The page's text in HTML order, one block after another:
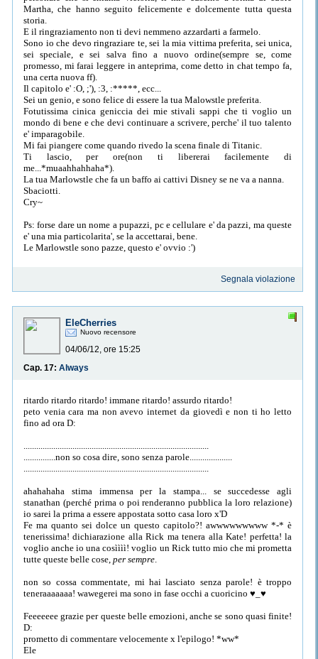
Martha, che hanno seguito felicemente e dolcemente tutta questa
storia.
E il ringraziamento non ti devi nemmeno azzardarti a farmelo.
Sono io che devo ringraziare te, sei la mia vittima preferita, sei unica,
sei speciale, e sei salva fino a nuovo ordine(sempre se, come
promesso, mi farai leggere in anteprima, come detto in chat tempo fa,
una certa nuova ff).
Il capitolo e' :O, ;'), :3, :*****, ecc...
Sei un genio, e sono felice di essere la tua Malowstle preferita.
Fotutissima cinica geniccia dei mie stivali sappi che ti voglio un
mondo di bene e che devi continuare a scrivere, perche' il tuo talento
e' imparagobile.
Mi fai piangere come quando rivedo la scena finale di Titanic.
Ti lascio, per ore(non ti libererai facilemente di
me...*muaahhahhaha*).
La tua Marlowstle che fa un baffo ai cattivi Disney se ne va a nanna.
Sbaciotti.
Cry~
Ps: forse dare un nome a pupazzi, pc e cellulare e' da pazzi, ma queste
e' una mia particolarita', se la accettarai, bene.
Le Marlowstle sono pazze, questo e' ovvio :')
Segnala violazione
EleCherries
Nuovo recensore
04/06/12, ore 15:25
Cap. 17: Always
ritardo ritardo ritardo! immane ritardo! assurdo ritardo!
peto venia cara ma non avevo internet da giovedì e non ti ho letto
fino ad ora D:
...............non so cosa dire, sono senza parole....................
ahahahaha stima immensa per la stampa... se succedesse agli
stanathan (perché prima o poi renderanno pubblica la loro relazione)
io sarei la prima a essere appostata sotto casa loro x'D
Fe ma quanto sei dolce un questo capitolo?! awwwwwwwww *-* è
tenerissima! dichiarazione alla Rick ma tenera alla Kate! perfetta! la
voglio anche io una cosìììì! voglio un Rick tutto mio che mi prometta
tutte queste belle cose, per sempre
non so cossa commentate, mi hai lasciato senza parole! è troppo
teneraaaaaaa! wawegerei ma sono in fase occhi a cuoricino ♥_♥
Feeeeeee grazie per queste belle emozioni, anche se sono quasi finite!
D:
prometto di commentare velocemente x l'epilogo! *ww*
Ele